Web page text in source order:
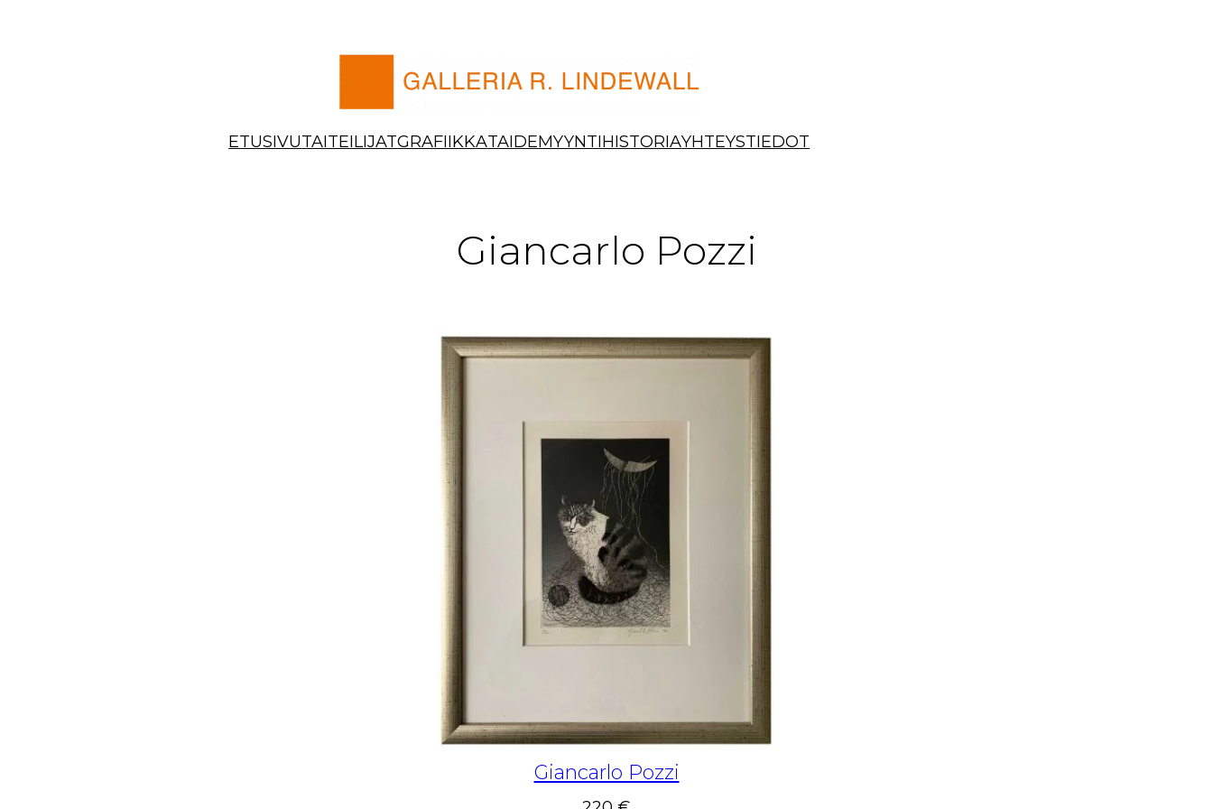
ETUSIVUTAITEILIJATGRAFIIKKATAIDEMYYNTIHISTORIAYHTEYSTIEDOT
Giancarlo Pozzi
Giancarlo Pozzi